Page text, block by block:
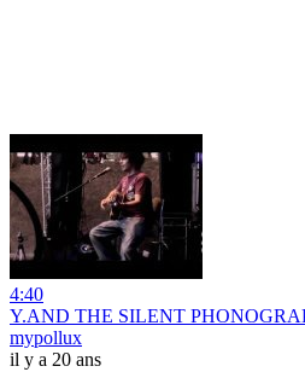
4:40
Y.AND THE SILENT
mypollux
il y a 20 ans